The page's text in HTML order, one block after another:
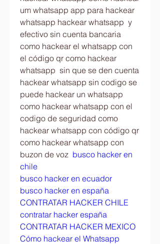
um whatsapp app para hackear
whatsapp hackear whatsapp  y
efectivo sin cuenta bancaria
como hackear el whatsapp con
el código qr como hackear
whatsapp  sin que se den cuenta
hackear whatsapp sin codigo se
puede hackear un whatsapp
como hackear whatsapp con el
codigo de seguridad como
hackear whatsapp con código qr
como hackear whatsapp con
buzon de voz busco hacker en
chile
busco hacker en ecuador
busco hacker en españa
CONTRATAR HACKER CHILE
contratar hacker españa
CONTRATAR HACKER MEXICO
Cómo hackear el Whatsapp